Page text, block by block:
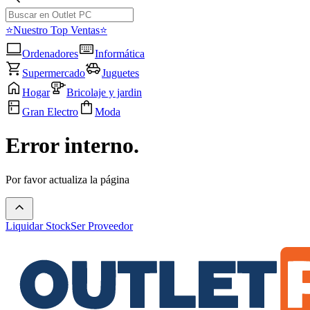
⭐Nuestro Top Ventas⭐
Ordenadores
Informática
Supermercado
Juguetes
Hogar
Bricolaje y jardin
Gran Electro
Moda
Error interno.
Por favor actualiza la página
Liquidar StockSer Proveedor